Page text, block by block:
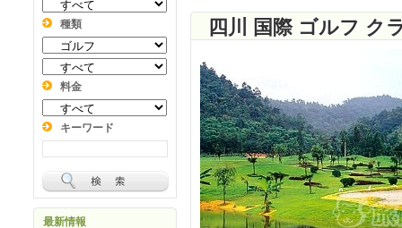
種類
料金
キーワード
最新情報
四川 国際 ゴルフ